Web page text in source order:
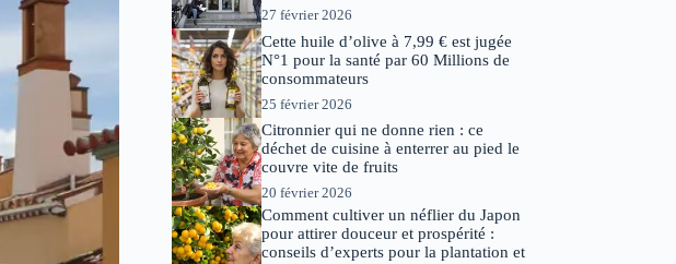
27 février 2026
Cette huile d’olive à 7,99 € est jugée
N°1 pour la santé par 60 Millions de
consommateurs
25 février 2026
Citronnier qui ne donne rien : ce
déchet de cuisine à enterrer au pied le
couvre vite de fruits
20 février 2026
Comment cultiver un néflier du Japon
pour attirer douceur et prospérité :
conseils d’experts pour la plantation et